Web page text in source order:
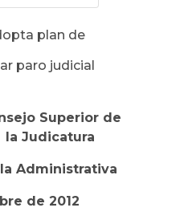
plan de
paro judicial
Superior de
la Judicatura
Administrativa
de 2012